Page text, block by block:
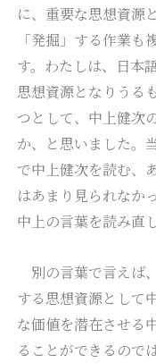
に、重要な思想資源
「発掘」する作業
す。わたしは、日本
思想資源となりうる
つとして、中上健次
か、と思いました。
で中上健次を読む、
はあまり見られなか
中上の言葉を読み直
別の言葉で言えば
する思想資源として
な価値を潜在させる
ることができるので